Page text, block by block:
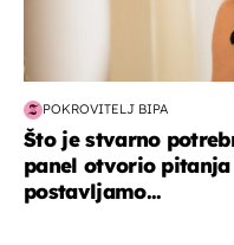
POKROVITELJ BIPA
Što je stvarno
panel otvorio
postavljamo...